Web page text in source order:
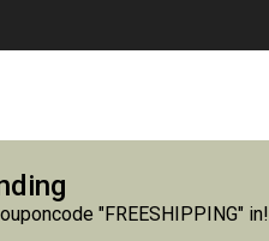
"FREESHIPPING" in!